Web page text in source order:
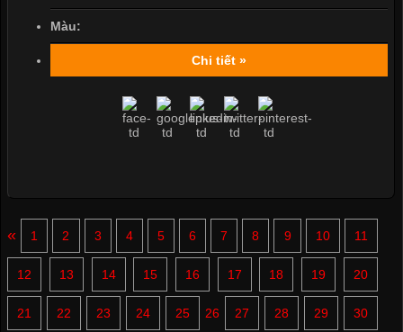
Màu:
Chi tiết »
« 1 2 3 4 5 6 7 8 9 10 11
12 13 14 15 16 17 18 19 20
21 22 23 24 25 26 27 28 29 30